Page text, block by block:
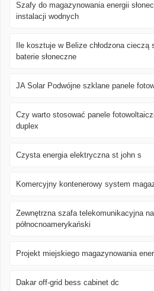
Szafy do magazynowania energii
instalacji wodnych
Ile kosztuje w Belize chłodzona
baterie słoneczne
JA Solar Podwójne szklane panele
Czy warto stosować panele
duplex
Czysta energia elektryczna st john s
Komercyjny kontenerowy system
Zewnętrzna szafa telekomunikacyjna
północnoamerykański
Projekt miejskiego magazynowania
Dakar off-grid bess cabinet dc